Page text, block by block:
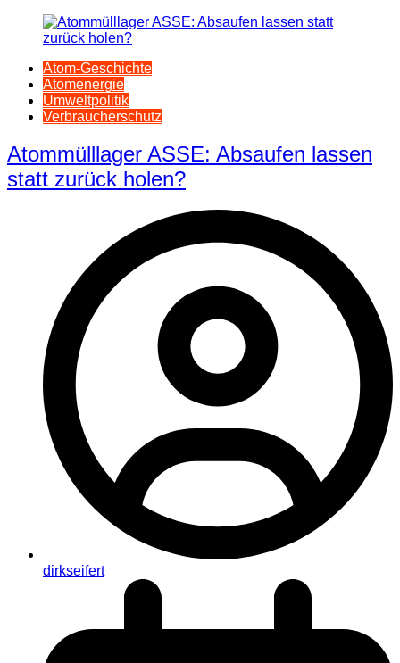
Atom-Geschichte
Atomenergie
Umweltpolitik
Verbraucherschutz
Atommülllager ASSE: Absaufen lassen
statt zurück holen?
dirkseifert